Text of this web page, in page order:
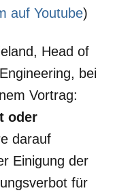
auf Youtube)
Head of
bei
Vortrag:
oder
darauf
Einigung der
für